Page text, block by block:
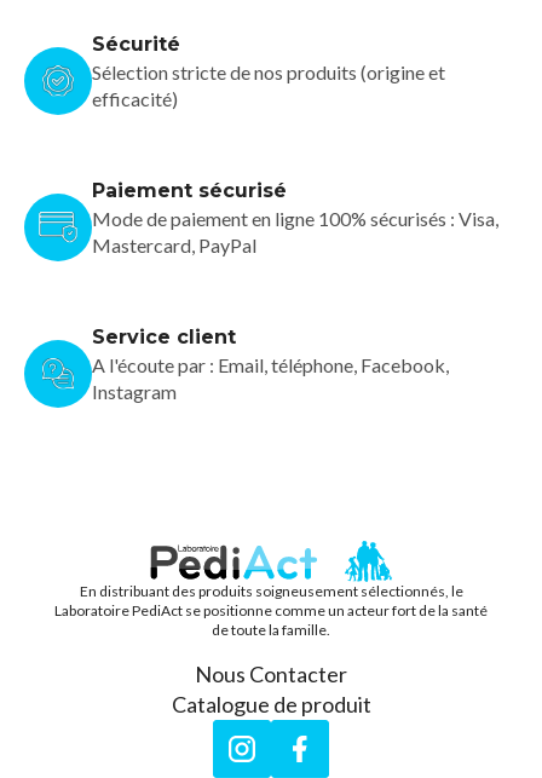
Sécurité
Sélection stricte de nos produits (origine et
efficacité)
Paiement sécurisé
Mode de paiement en ligne 100% sécurisés : Visa,
Mastercard, PayPal
Service client
A l'écoute par : Email, téléphone, Facebook,
Instagram
PEDIACT
En distribuant des produits soigneusement sélectionnés, le
Laboratoire PediAct se positionne comme un acteur fort de la santé
de toute la famille.
Nous Contacter
Catalogue de produit
InstagramFacebook